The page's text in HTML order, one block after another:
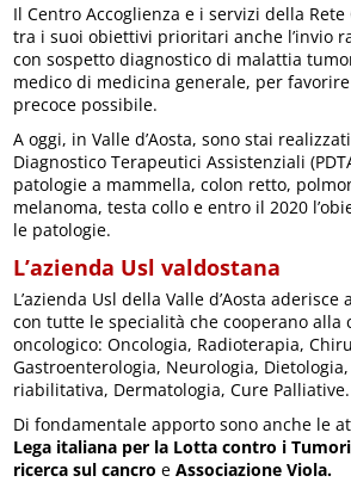
Il Centro Accoglienza e i servizi della
tra i suoi obiettivi prioritari anche l’invio
con sospetto diagnostico di malattia
medico di medicina generale, per
precoce possibile.
A oggi, in Valle d’Aosta, sono stai
Diagnostico Terapeutici Assistenziali
patologie a mammella, colon retto,
melanoma, testa collo e entro il 2020
le patologie.
L’azienda Usl valdostana
L’azienda Usl della Valle d’Aosta aderisce
con tutte le specialità che cooperano alla
oncologico: Oncologia, Radioterapia,
Gastroenterologia, Neurologia,
riabilitativa, Dermatologia, Cure Palliative.
Di fondamentale apporto sono anche le
Lega italiana per la Lotta contro i
ricerca sul cancro eAssociazione Viola.